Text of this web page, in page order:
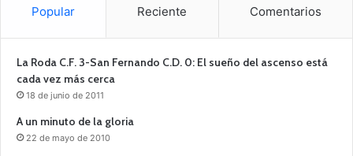
Popular Reciente Comentarios
La Roda C.F. 3-San Fernando C.D. 0: El sueño del ascenso está
cada vez más cerca
18 de junio de 2011
A un minuto de la gloria
22 de mayo de 2010